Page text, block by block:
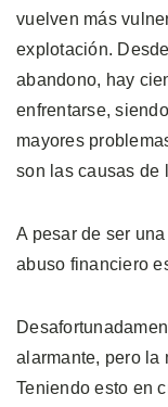
vuelven más
explotación.
abandono, hay
enfrentarse,
mayores
son las causas de
A pesar de ser
abuso financiero
alarmante, pero la
Teniendo esto en